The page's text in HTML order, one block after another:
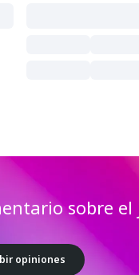
sobre el
opiniones